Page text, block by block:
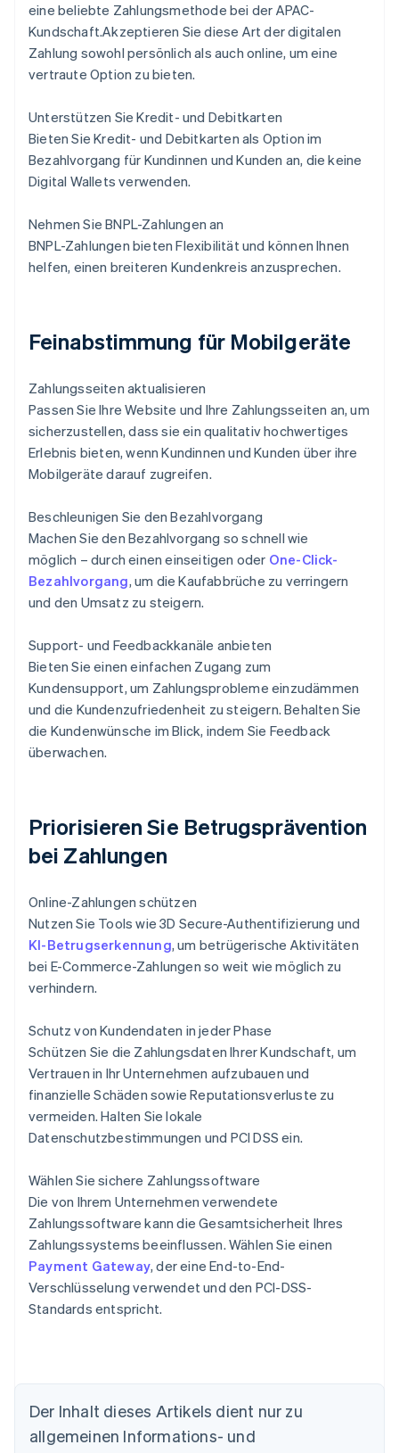
eine beliebte Zahlungsmethode bei der APAC-
Kundschaft.Akzeptieren Sie diese Art der digitalen
Zahlung sowohl persönlich als auch online, um eine
vertraute Option zu bieten.
Unterstützen Sie Kredit- und Debitkarten
Bieten Sie Kredit- und Debitkarten als Option im
Bezahlvorgang für Kundinnen und Kunden an, die keine
Digital Wallets verwenden.
Nehmen Sie BNPL-Zahlungen an
BNPL-Zahlungen bieten Flexibilität und können Ihnen
helfen, einen breiteren Kundenkreis anzusprechen.
Feinabstimmung für Mobilgeräte
Zahlungsseiten aktualisieren
Passen Sie Ihre Website und Ihre Zahlungsseiten an, um
sicherzustellen, dass sie ein qualitativ hochwertiges
Erlebnis bieten, wenn Kundinnen und Kunden über ihre
Mobilgeräte darauf zugreifen.
Beschleunigen Sie den Bezahlvorgang
Machen Sie den Bezahlvorgang so schnell wie
möglich – durch einen einseitigen oder One-Click-
Bezahlvorgang, um die Kaufabbrüche zu verringern
und den Umsatz zu steigern.
Support- und Feedbackkanäle anbieten
Bieten Sie einen einfachen Zugang zum
Kundensupport, um Zahlungsprobleme einzudämmen
und die Kundenzufriedenheit zu steigern. Behalten Sie
die Kundenwünsche im Blick, indem Sie Feedback
überwachen.
Priorisieren Sie Betrugsprävention
bei Zahlungen
Online-Zahlungen schützen
Nutzen Sie Tools wie 3D Secure-Authentifizierung und
KI-Betrugserkennung, um betrügerische Aktivitäten
bei E-Commerce-Zahlungen so weit wie möglich zu
verhindern.
Schutz von Kundendaten in jeder Phase
Schützen Sie die Zahlungsdaten Ihrer Kundschaft, um
Vertrauen in Ihr Unternehmen aufzubauen und
finanzielle Schäden sowie Reputationsverluste zu
vermeiden. Halten Sie lokale
Datenschutzbestimmungen und PCI DSS ein.
Wählen Sie sichere Zahlungssoftware
Die von Ihrem Unternehmen verwendete
Zahlungssoftware kann die Gesamtsicherheit Ihres
Zahlungssystems beeinflussen. Wählen Sie einen
Payment Gateway, der eine End-to-End-
Verschlüsselung verwendet und den PCI-DSS-
Standards entspricht.
Der Inhalt dieses Artikels dient nur zu
allgemeinen Informations- und
Australien